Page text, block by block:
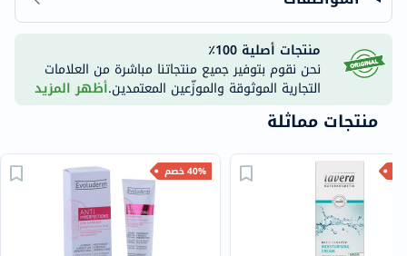
منتجات أصلية 100٪
نحن نقوم بتوفير جميع منتجاتنا مباشرة من العلامات
التجارية الموثوقة والموزّعين المعتمدين.أظهر المزيد
منتجات مماثلة
40% خصم